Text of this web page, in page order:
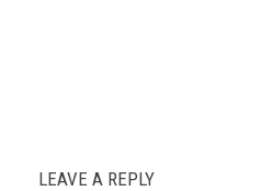
LEAVE A REPLY